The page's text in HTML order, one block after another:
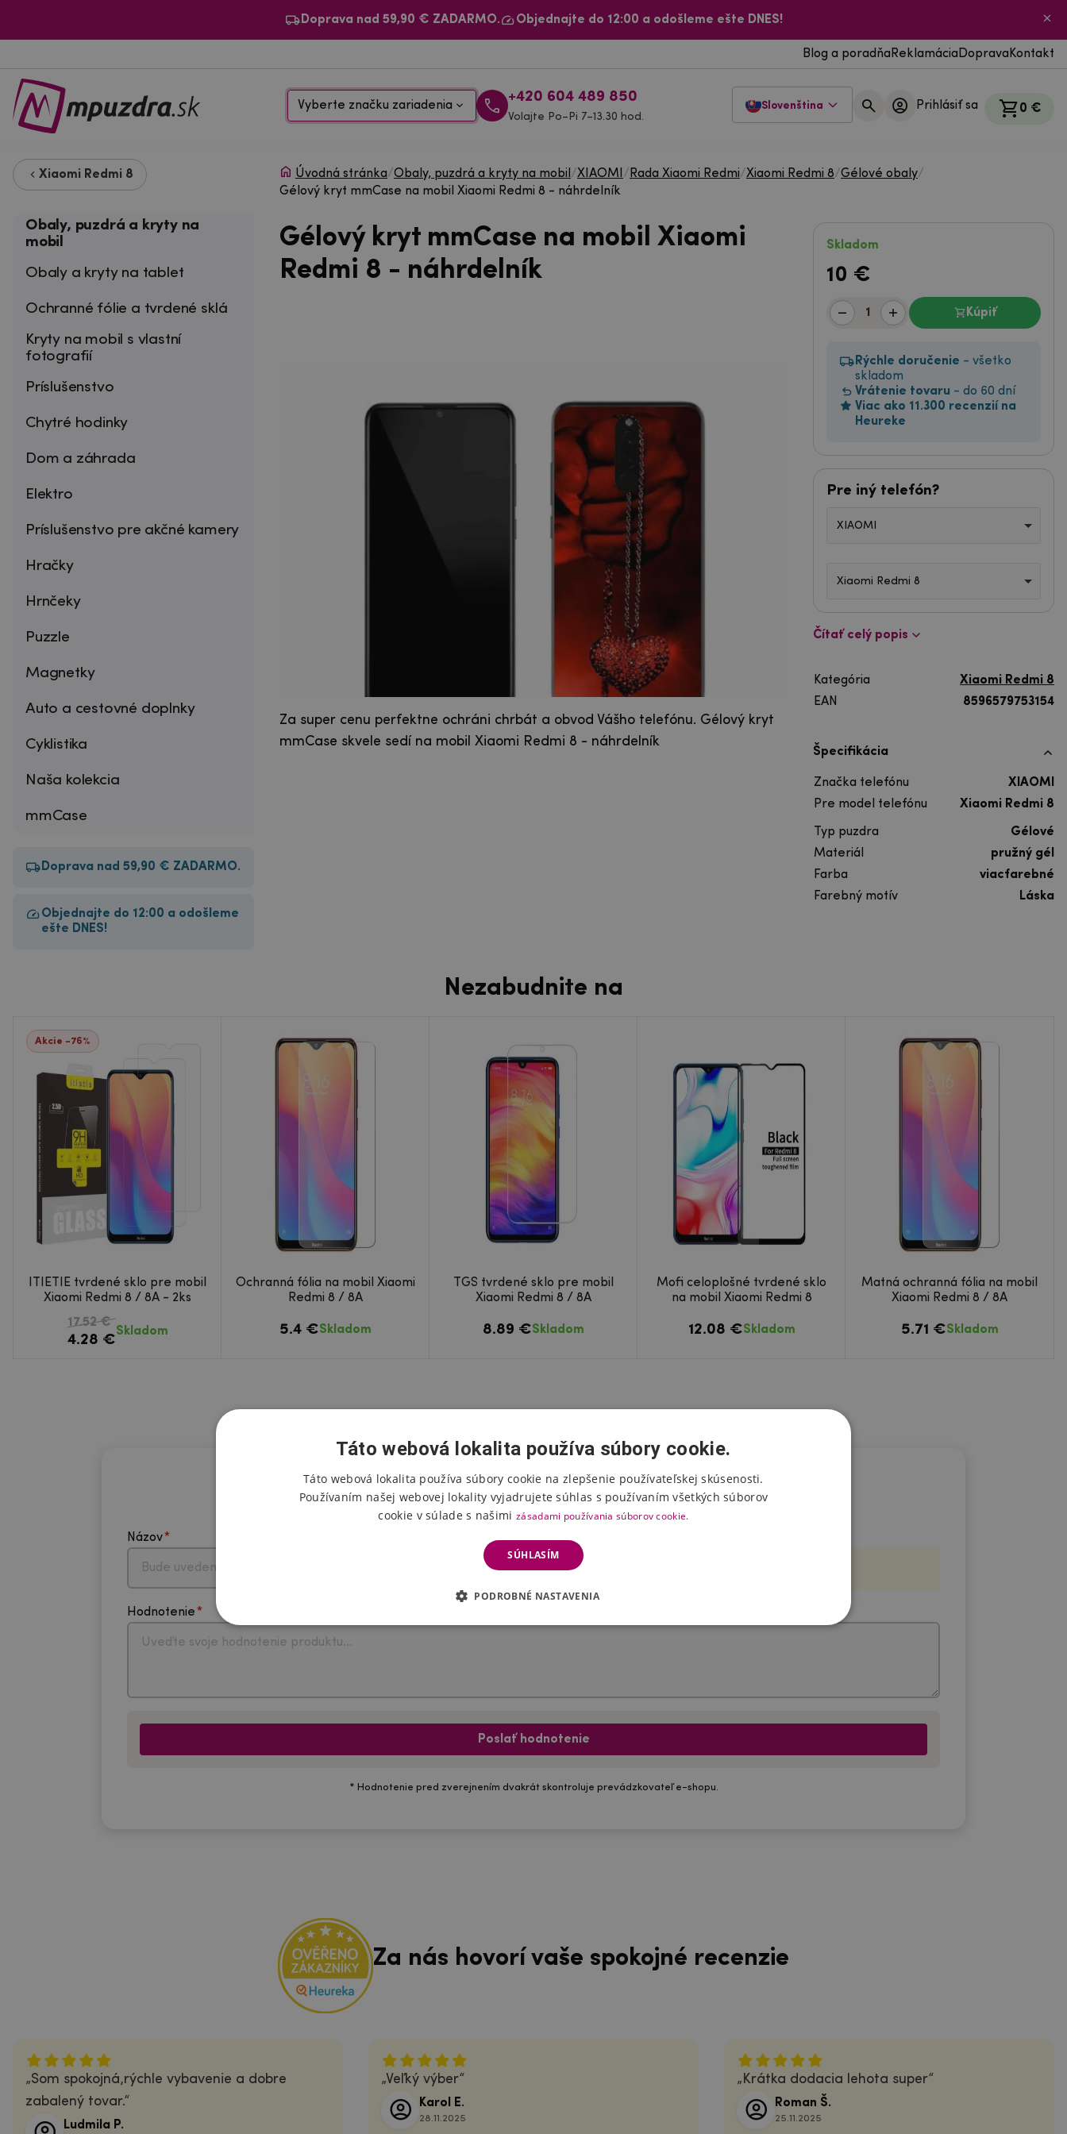
Doprava nad 59,90 € ZADARMO. Objednajte do 12:00 a odošleme ešte DNES!
Blog a poradňa Reklamácia Doprava Kontakt
Vyberte značku zariadenia
+420 604 489 850
Volajte Po–Pi 7–13.30 hod.
Slovenština Prihlásiť sa 0 €
Xiaomi Redmi 8
Obaly, puzdrá a kryty na
mobil
Obaly a kryty na tablet
Ochranné fólie a tvrdené sklá
Kryty na mobil s vlastní
fotografií
Príslušenstvo
Chytré hodinky
Dom a záhrada
Elektro
Príslušenstvo pre akčné kamery
Hračky
Hrnčeky
Puzzle
Magnetky
Auto a cestovné doplnky
Cyklistika
Naša kolekcia
mmCase
Doprava nad 59,90 € ZADARMO.
Objednajte do 12:00 a odošleme
ešte DNES!
Úvodná stránka/Obaly, puzdrá a kryty na mobil /XIAOMI / Rada Xiaomi Redmi/Xiaomi Redmi 8/Gélové obaly/
Gélový kryt mmCase na mobil Xiaomi Redmi 8 - náhrdelník
Gélový kryt mmCase na mobil Xiaomi
Redmi 8 - náhrdelník
Za super cenu perfektne ochráni chrbát a obvod Vášho telefónu. Gélový kryt
mmCase skvele sedí na mobil Xiaomi Redmi 8 - náhrdelník
Skladom
10 €
Kúpiť
Rýchle doručenie - všetko
skladom
Vrátenie tovaru - do 60 dní
Viac ako 11.300 recenzií na
Heureke
Pre iný telefón?
XIAOMI
Xiaomi Redmi 8
Čítať celý popis
Kategória
Xiaomi Redmi 8
EAN
8596579753154
Špecifikácia
Značka telefónu
XIAOMI
Pre model telefónu
Xiaomi Redmi 8
Typ puzdra
Gélové
Materiál
pružný gél
Farba
viacfarebné
Farebný motív
Láska
Nezabudnite na
Akcie -76%
ITIETIE tvrdené sklo pre mobil
Xiaomi Redmi 8 / 8A - 2ks
17.52 €
4.28 €
Skladom
Ochranná fólia na mobil Xiaomi
Redmi 8 / 8A
5.4 €Skladom
TGS tvrdené sklo pre mobil
Xiaomi Redmi 8 / 8A
8.89 €Skladom
Mofi celoplošné tvrdené sklo
na mobil Xiaomi Redmi 8
12.08 €Skladom
Matná ochranná fólia na mobil
Xiaomi Redmi 8 / 8A
5.71 €Skladom
Hodnotenie produktu
Názov Vyberte počet hviezdičiek
Hodnotenie
Poslať hodnotenie
* Hodnotenie pred zverejnením dvakrát skontroluje prevádzkovateľ e-shopu.
Za nás hovorí vaše spokojné recenzie
Som spokojná,rýchle vybavenie a dobre
zabalený tovar.
Ludmila P.
Veľký výber
Karol E.
28.11.2025
Krátka dodacia lehota super
Roman Š.
25.11.2025
Táto webová lokalita používa súbory cookie.
Táto webová lokalita používa súbory cookie na zlepšenie používateľskej skúsenosti.
Používaním našej webovej lokality vyjadrujete súhlas s používaním všetkých súborov
cookie v súlade s našimi zásadami používania súborov cookie.
SÚHLASÍM
PODROBNÉ NASTAVENIA